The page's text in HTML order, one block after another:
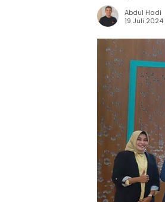
Abdul Hadi
19 Juli 2024